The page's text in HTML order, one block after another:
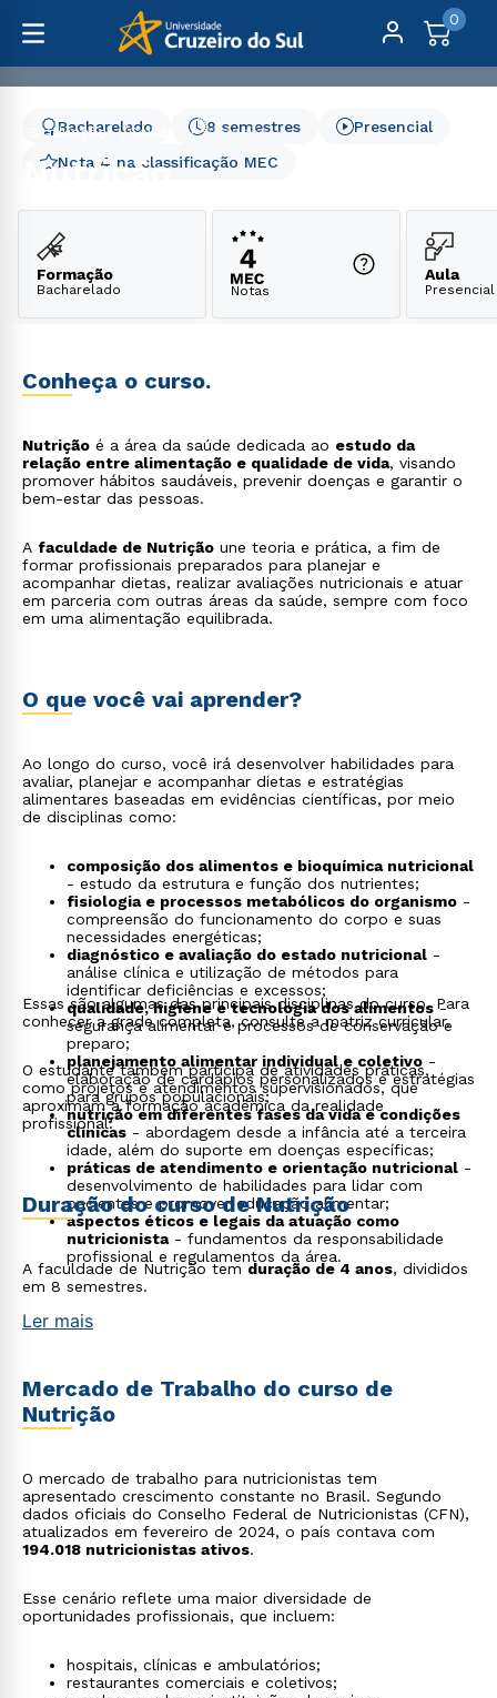
0
Graduação Saúde Nutrição
Nutrição
Nota 4 na classificação MEC
8 semestres
Bacharelado Presencial
Formação
Bacharelado Notas
Aula
Presencial
Conheça o curso.
Nutrição é a área da saúde dedicada ao estudo da
relação entre alimentação e qualidade de vida, visando
promover hábitos saudáveis, prevenir doenças e garantir o
bem-estar das pessoas.
A faculdade de Nutrição une teoria e prática, a fim de
formar profissionais preparados para planejar e
acompanhar dietas, realizar avaliações nutricionais e atuar
em parceria com outras áreas da saúde, sempre com foco
em uma alimentação equilibrada.
O que você vai aprender?
Ao longo do curso, você irá desenvolver habilidades para
avaliar, planejar e acompanhar dietas e estratégias
alimentares baseadas em evidências científicas, por meio
de disciplinas como:
composição dos alimentos e bioquímica nutricional
- estudo da estrutura e função dos nutrientes;
fisiologia e processos metabólicos do organismo -
compreensão do funcionamento do corpo e suas
necessidades energéticas;
diagnóstico e avaliação do estado nutricional -
análise clínica e utilização de métodos para
identificar deficiências e excessos;
qualidade, higiene e tecnologia dos alimentos-
segurança alimentar e processos de conservação e
preparo;
planejamento alimentar individual e coletivo -
elaboração de cardápios personalizados e estratégias
para grupos populacionais;
nutrição em diferentes fases da vida e condições
clínicas - abordagem desde a infância até a terceira
idade, além do suporte em doenças específicas;
práticas de atendimento e orientação nutricional -
desenvolvimento de habilidades para lidar com
pacientes e promover educação alimentar;
aspectos éticos e legais da atuação como
nutricionista- fundamentos da responsabilidade
profissional e regulamentos da área.
Essas são algumas das principais disciplinas do curso. Para
conhecer a grade completa, consulte a matriz curricular.
O estudante também participa de atividades práticas,
como projetos e atendimentos supervisionados, que
aproximam a formação acadêmica da realidade
profissional.
Duração do curso de Nutrição
A faculdade de Nutrição tem duração de 4 anos, divididos
em 8 semestres.
Ler mais
Mercado de Trabalho do curso de
Nutrição
O mercado de trabalho para nutricionistas tem
apresentado crescimento constante no Brasil. Segundo
dados oficiais do Conselho Federal de Nutricionistas (CFN),
atualizados em fevereiro de 2024, o país contava com
194.018 nutricionistas ativos.
Esse cenário reflete uma maior diversidade de
oportunidades profissionais, que incluem:
hospitais, clínicas e ambulatórios;
restaurantes comerciais e coletivos;